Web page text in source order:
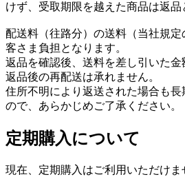
けず、受取期限を越えた商品は返品
配送料（往路分）の送料（当社規
客さま負担となります。
返品を確認後、送料を差し引いた金
返品後の再配送は承れません。
住所不明により返送された場合も
ので、あらかじめご了承ください。
定期購入について
現在、定期購入はご利用いただけ